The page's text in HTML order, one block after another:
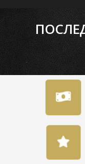
Безплатна
Материал
Форма